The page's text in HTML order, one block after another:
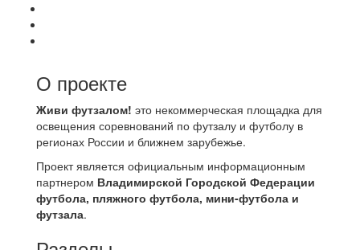
О проекте
Живи футзалом! это некоммерческая площадка для
освещения соревнований по футзалу и футболу в
регионах России и ближнем зарубежье.
Проект является официальным информационным
партнером Владимирской Городской Федерации
футбола, пляжного футбола, мини-футбола и
футзала.